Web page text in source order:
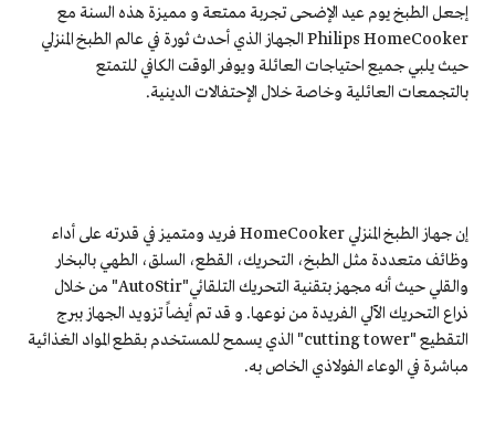
إجعل الطبخ يوم عيد الإضحى تجربة ممتعة و مميزة هذه السنة مع
Philips HomeCooker الجهاز الذي أحدث ثورة في عالم الطبخ المنزلي
حيث يلبي جميع احتياجات العائلة ويوفر الوقت الكافي للتمتع
بالتجمعات العائلية وخاصة خلال الإحتفالات الدينية.
إن جهاز الطبخ المنزلي HomeCooker فريد ومتميز في قدرته على أداء
وظائف متعددة مثل الطبخ، التحريك، القطع، السلق، الطهي بالبخار
والقلي حيث أنه مجهز بتقنية التحريك التلقائي"AutoStir" من خلال
ذراع التحريك الآلي الفريدة من نوعها. و قد تم أيضاً تزويد الجهاز ببرج
التقطيع "cutting tower" الذي يسمح للمستخدم بقطع المواد الغذائية
مباشرة في الوعاء الفولاذي الخاص به.